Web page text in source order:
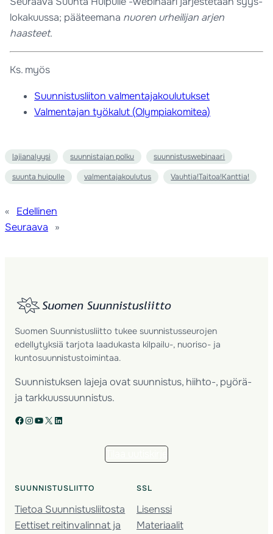
lokakuussa; pääteemana nuoren urheilijan arjen
haasteet.
Ks. myös
Suunnistusliiton valmentajakoulutukset
Valmentajan työkalut (Olympiakomitea)
lajianalyysi suunnistajan polku suunnistuswebinaari
suunta huipulle valmentajakoulutus Vauhtia!Taitoa!Kanttia!
«
Edellinen
Seuraava
»
Suomen Suunnistusliitto tukee suunnistusseurojen
edellytyksiä tarjota laadukasta kilpailu-, nuoriso- ja
kuntosuunnistustoimintaa.
Suunnistuksen lajeja ovat suunnistus, hiihto-, pyörä-
ja tarkkuussuunnistus.
Facebook Instagram YouTube X LinkedIn
SUUNNISTUSLIITTO
Tietoa Suunnistusliitosta
Eettiset reitinvalinnat ja
SSL
Lisenssi
Materiaalit